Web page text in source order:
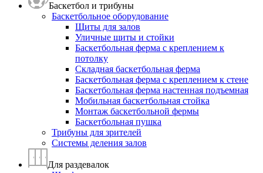
Баскетбол и трибуны
Баскетбольное оборудование
Щиты для залов
Уличные щиты и стойки
Баскетбольная ферма с креплением к
потолку
Складная баскетбольная ферма
Баскетбольная ферма с креплением к стене
Баскетбольная ферма настенная подъемная
Мобильная баскетбольная стойка
Монтаж баскетбольной фермы
Баскетбольная пушка
Трибуны для зрителей
Системы деления залов
Для раздевалок